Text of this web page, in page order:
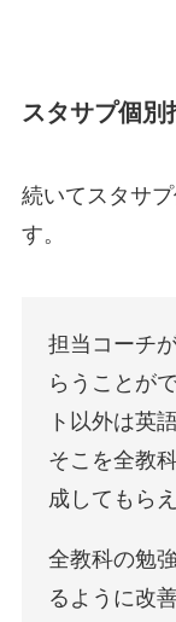
スタサプ個別
続いてスタサ
す。
担当コーチ
らうことが
ト以外は英
そこを全教
成してもら
全教科の勉
るように改